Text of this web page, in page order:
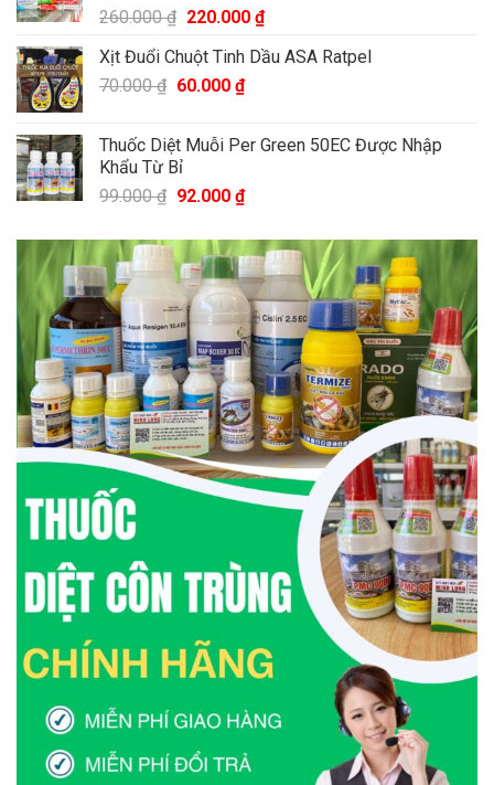
260.000₫ 220.000 ₫
Xịt Đuổi Chuột Tinh Dầu ASA Ratpel
70.000₫ 60.000 ₫
Thuốc Diệt Muỗi Per Green 50EC Được Nhập
Khẩu Từ Bỉ
99.000₫ 92.000 ₫